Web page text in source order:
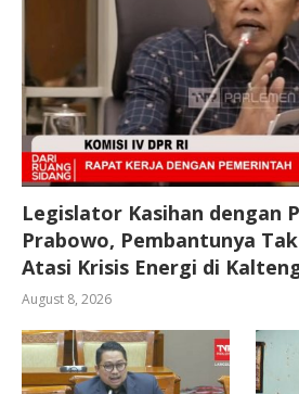
Legislator Kasihan dengan
Prabowo, Pembantunya
Atasi Krisis Energi di
August 8, 2026